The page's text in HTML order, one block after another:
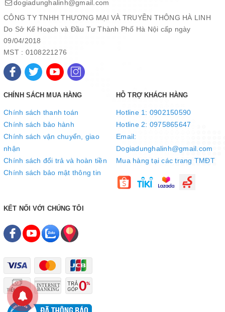
dogiadunghalinh@gmail.com
CÔNG TY TNHH THƯƠNG MẠI VÀ TRUYỀN THÔNG HÀ LINH
Do Sở Kế Hoạch và Đầu Tư Thành Phố Hà Nội cấp ngày
09/04/2018
MST : 0108221276
CHÍNH SÁCH MUA HÀNG
Chính sách thanh toán
Chính sách bảo hành
Chính sách vận chuyển, giao
nhận
Chính sách đổi trả và hoàn tiền
Chính sách bảo mật thông tin
HỖ TRỢ KHÁCH HÀNG
Hotline 1: 0902150590
Hotline 2: 0975865647
Email:
Dogiadunghalinh@gmail.com
Mua hàng tại các trang TMĐT
KẾT NỐI VỚI CHÚNG TÔI